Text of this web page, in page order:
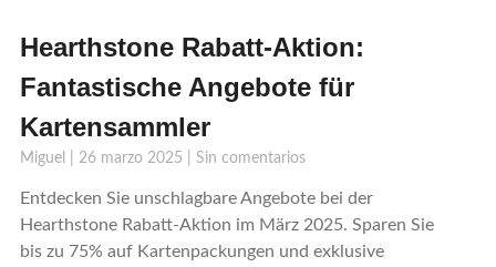
Hearthstone Rabatt-Aktion:
Fantastische Angebote für
Kartensammler
Miguel 26 marzo 2025 Sin comentarios
Entdecken Sie unschlagbare Angebote bei der
Hearthstone Rabatt-Aktion im März 2025. Sparen Sie
bis zu 75% auf Kartenpackungen und exklusive